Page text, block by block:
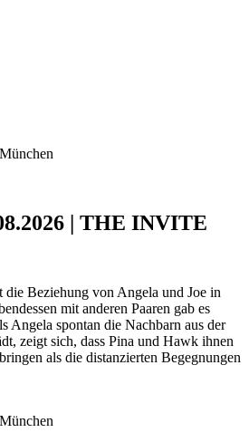
| THE INVITE
die Beziehung von Angela und Joe in
mit anderen Paaren gab es
Angela spontan die Nachbarn aus der
zeigt sich, dass Pina und Hawk ihnen
als die distanzierten Begegnungen